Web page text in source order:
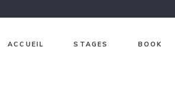
ACCUEIL STAGES BOOK